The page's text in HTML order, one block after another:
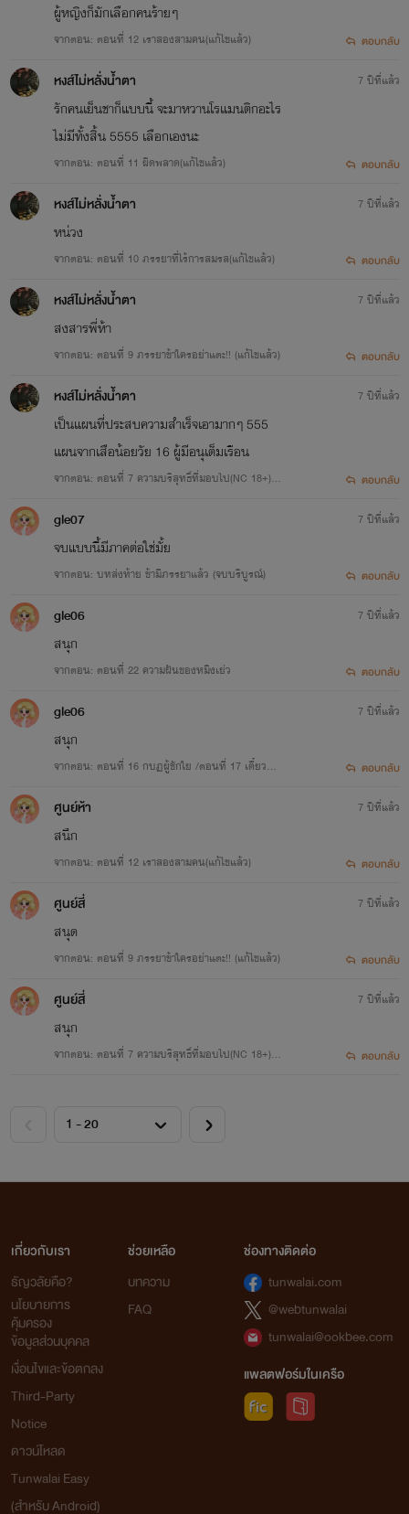
🙏🏻🙏🏻🙏🏻🙏🏻
ผู้หญิงก็มักเลือกคนร้ายๆ
จากตอน: ตอนที่ 12 เราสองสามคน(แก้ไขแล้ว) ตอบกลับ
หงส์ไม่หลั่งน้ำตา
รักคนเย็นชาก็แบบนี้ จะมาหวานโรแมนติกอะไร
ไม่มีทั้งสิ้น 5555 เลือกเองนะ
จากตอน: ตอนที่ 11 ผิดพลาด(แก้ไขแล้ว)
7 ปีที่แล้ว
ตอบกลับ
หงส์ไม่หลั่งน้ำตา
หน่วง
จากตอน: ตอนที่ 10 ภรรยาที่ไร้การสมรส(แก้ไขแล้ว)
7 ปีที่แล้ว
ตอบกลับ
หงส์ไม่หลั่งน้ำตา
สงสารพี่ห้า
จากตอน: ตอนที่ 9 ภรรยาข้าใครอย่าแตะ!! (แก้ไขแล้ว)
7 ปีที่แล้ว
ตอบกลับ
หงส์ไม่หลั่งน้ำตา
เป็นแผนที่ประสบความสำเร็จเอามากๆ 555
แผนจากเสือน้อยวัย 16 ผู้มีอนุเต็มเรือน
จากตอน: ตอนที่ 7 ความบริสุทธิ์ที่มอบไป(NC 18+) /
7 ปีที่แล้ว
ตอบกลับ
gle07
จบแบบนี้มีภาคต่อใช่มั้ย
จากตอน: บทส่งท้าย ข้ามีภรรยาแล้ว (จบบริบูรณ์)
7 ปีที่แล้ว
ตอบกลับ
gle06
สนุก
จากตอน: ตอนที่ 22 ความฝันของหมิงเย่ว
7 ปีที่แล้ว
ตอบกลับ
gle06
สนุก
จากตอน: ตอนที่ 16 กบฏผู้ชักใย /ตอนที่ 17 เดี๋ยวสิเ
(NC 18+)
7 ปีที่แล้ว
ตอบกลับ
ศูนย์ห้า
สนึก
จากตอน: ตอนที่ 12 เราสองสามคน(แก้ไขแล้ว)
7 ปีที่แล้ว
ตอบกลับ
ศูนย์สี่
สนุด
จากตอน: ตอนที่ 9 ภรรยาข้าใครอย่าแตะ!! (แก้ไขแล้ว)
7 ปีที่แล้ว
ตอบกลับ
ศูนย์สี่
สนุก
จากตอน: ตอนที่ 7 ความบริสุทธิ์ที่มอบไป(NC 18+) /
7 ปีที่แล้ว
ตอบกลับ
เกี่ยวกับเรา
ธัญวลัยคือ?
นโยบายการ
คุ้มครอง
ข้อมูลส่วนบุคคล
เงื่อนไขและข้อตกลง
Third-Party
Notice
ดาวน์โหลด
Tunwalai Easy
(สำหรับ Android)
ช่วยเหลือ
บทความ
FAQ
ช่องทางติดต่อ
tunwalai.com
@webtunwalai
tunwalai@ookbee.com
แพลตฟอร์มในเครือ